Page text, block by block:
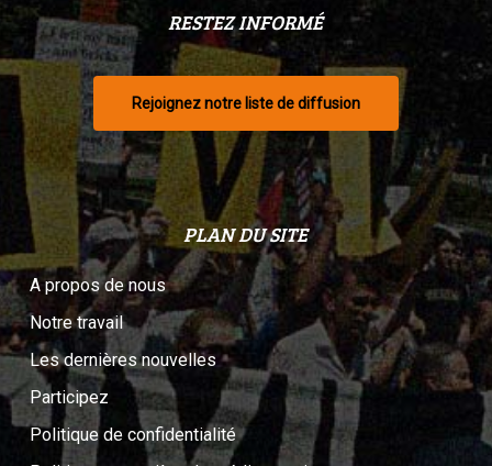
RESTEZ INFORMÉ
Rejoignez notre liste de diffusion
PLAN DU SITE
A propos de nous
Notre travail
Les dernières nouvelles
Participez
Politique de confidentialité